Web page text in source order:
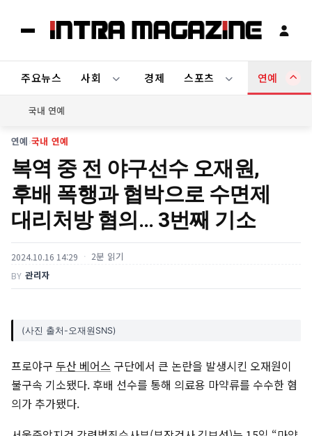
주요뉴스 사회 경제 스포츠 연예
국내 연예
연예›국내 연예
복역 중 전 야구선수 오재원,
후배 폭행과 협박으로 수면제
대리처방 혐의… 3번째 기소
2024.10.16 14:29 2분 읽기
BY 관리자
(사진 출처-오재원SNS)
프로야구 두산 베어스 구단에서 큰 논란을 발생시킨 오재원이
불구속 기소됐다. 후배 선수를 통해 의료용 마약류를 수수한 혐
의가 추가됐다.